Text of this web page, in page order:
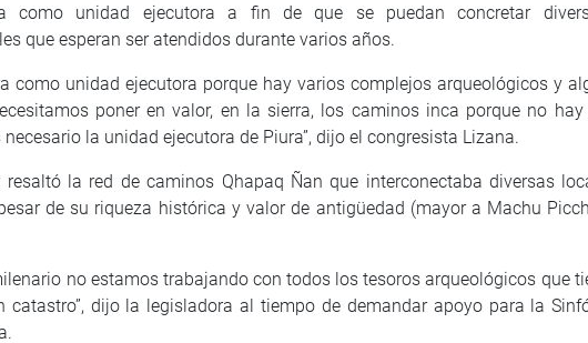
como unidad ejecutora a fin de que se puedan concretar
que esperan ser atendidos durante varios años.
como unidad ejecutora porque hay varios complejos arqueológicos y
poner en valor, en la sierra, los caminos inca porque no
la unidad ejecutora de Piura”, dijo el congresista Lizana.
resaltó la red de caminos Qhapaq Ñan que interconectaba diversas
de su riqueza histórica y valor de antigüedad (mayor a Machu
no estamos trabajando con todos los tesoros arqueológicos que
catastro”, dijo la legisladora al tiempo de demandar apoyo para la